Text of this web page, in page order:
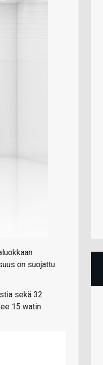
on suojattu
sekä 32
15 watin